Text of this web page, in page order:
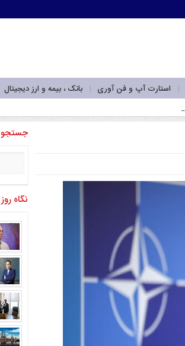
استارت آپ و فن آوری بانک ، بیمه و ارز دیجیتال
جستجو
نگاه روز